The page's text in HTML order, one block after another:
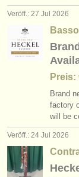
ATSfaq
einloggen
Veröff.: 27 Jul 2026
Preis:
Brand
factory
will be
Veröff.: 24 Jul 2026